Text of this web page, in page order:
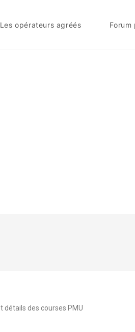
Les opérateurs agréés Forum
détails des courses PMU